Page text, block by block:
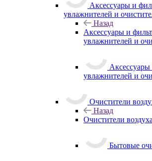
Аксессуары и
увлажнителей и
Назад
Аксессуары и
увлажнителей и
увлажнителей и
Очистители
Назад
Очистители воздуха
Бытовые